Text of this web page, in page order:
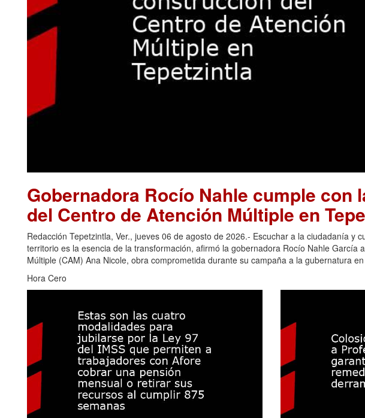
Gobernadora Rocío Nahle cumple con
del Centro de Atención Múltiple en
Redacción Tepetzintla, Ver., jueves 06 de agosto de 2026.- Escuchar a la ciudadanía y
territorio es la esencia de la transformación, afirmó la gobernadora Rocío Nahle García
Múltiple (CAM) Ana Nicole, obra comprometida durante su campaña a la gubernatura
Hora Cero